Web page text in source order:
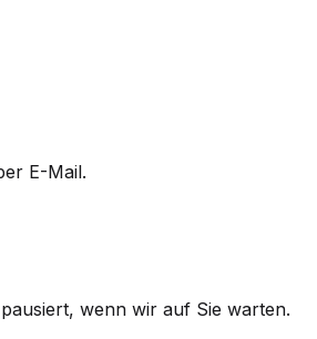
E-Mail.
wenn wir auf Sie warten.